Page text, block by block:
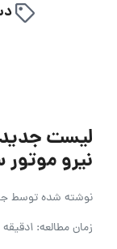
لیست
نیرو موتور سامان |
نوشته شده توسط
زمان مطالعه: 1دقیقه